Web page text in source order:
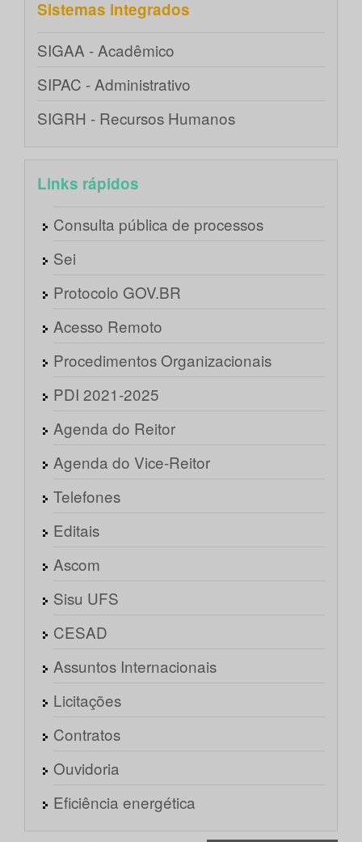
Sistemas integrados
SIGAA - Acadêmico
SIPAC - Administrativo
SIGRH - Recursos Humanos
Links rápidos
Consulta pública de processos
Sei
Protocolo GOV.BR
Acesso Remoto
Procedimentos Organizacionais
PDI 2021-2025
Agenda do Reitor
Agenda do Vice-Reitor
Telefones
Editais
Ascom
Sisu UFS
CESAD
Assuntos Internacionais
Licitações
Contratos
Ouvidoria
Eficiência energética